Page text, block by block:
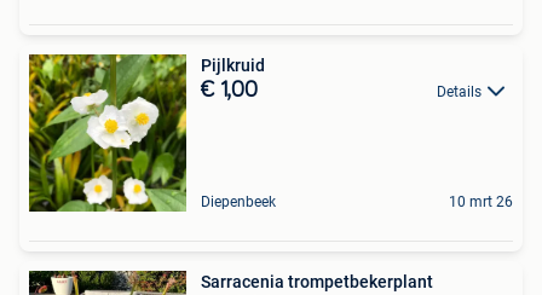
Pijlkruid
€ 1,00 Details
Diepenbeek 10 mrt 26
Sarracenia trompetbekerplant